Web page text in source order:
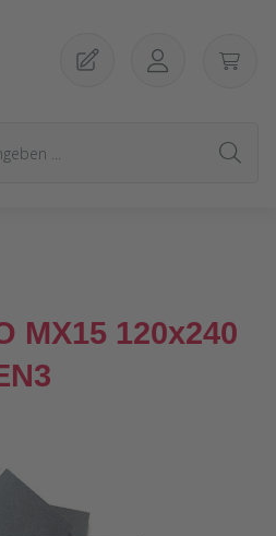
MX15 120x240